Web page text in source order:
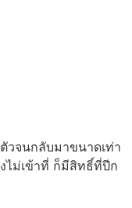
วจนกลับมาขนาดเท่า
ไม่เข้าที่ ก็มีสิทธิ์ที่ปีก